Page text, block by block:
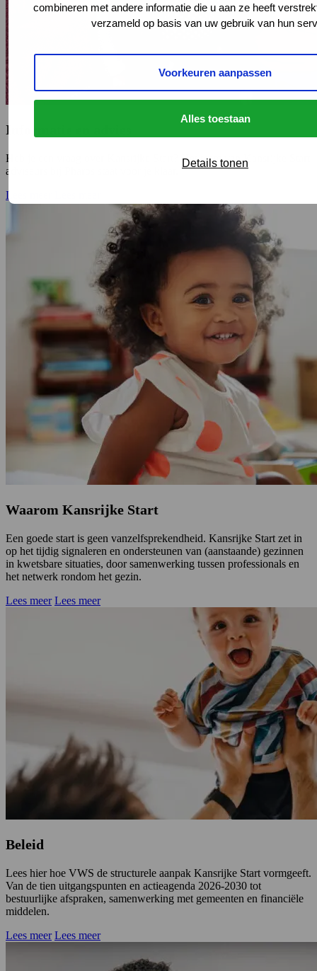
combineren met andere informatie die u aan ze heeft
verzameld op basis van uw gebruik van hun
Voorkeuren aanpassen
Alles toestaan
Details tonen
Informatie en advies
Heb je een vraag over Kansrijke Start? Het team van Kansrijke Start
adviseurs bij Pharos staat voor je klaar.
Lees meer
Waarom Kansrijke Start
Een goede start is geen vanzelfsprekendheid. Kansrijke Start zet in
op het tijdig signaleren en ondersteunen van (aanstaande) gezinnen
in kwetsbare situaties, door samenwerking tussen professionals en
het netwerk rondom het gezin.
Lees meer Lees meer
Beleid
Lees hier hoe VWS de structurele aanpak Kansrijke Start vormgeeft.
Van de tien uitgangspunten en actieagenda 2026-2030 tot
bestuurlijke afspraken, samenwerking met gemeenten en financiële
middelen.
Lees meer Lees meer